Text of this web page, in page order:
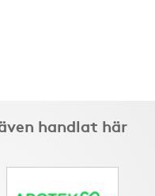
handlat här